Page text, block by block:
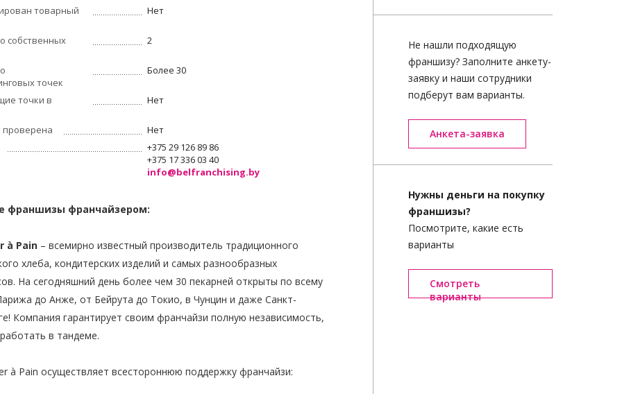
Не нашли подходящую
франшизу? Заполните анкету-
заявку и наши сотрудники
подберут вам варианты.
Анкета-заявка
Нужны деньги на покупку
франшизы?
Посмотрите, какие есть
варианты
Смотреть
варианты
товарный Нет
собственных 2
точек
Более 30
точки в Нет
Нет
+375 29 126 89 86
+375 17 336 03 40
info@belfranchising.by
франшизы франчайзером:
à Pain – всемирно известный производитель традиционного
хлеба, кондитерских изделий и самых разнообразных
На сегодняшний день более чем 30 пекарней открыты по всему
до Анже, от Бейрута до Токио, в Чунцин и даже Санкт-
Компания гарантирует своим франчайзи полную независимость,
в тандеме.
à Pain осуществляет всестороннюю поддержку франчайзи: